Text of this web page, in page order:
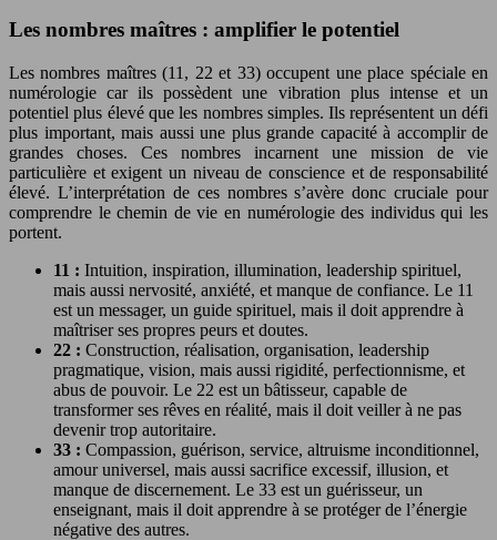
Les nombres maîtres : amplifier le potentiel
Les nombres maîtres (11, 22 et 33) occupent une place spéciale en
numérologie car ils possèdent une vibration plus intense et un
potentiel plus élevé que les nombres simples. Ils représentent un défi
plus important, mais aussi une plus grande capacité à accomplir de
grandes choses. Ces nombres incarnent une mission de vie
particulière et exigent un niveau de conscience et de responsabilité
élevé. L’interprétation de ces nombres s’avère donc cruciale pour
comprendre le chemin de vie en numérologie des individus qui les
portent.
11 : Intuition, inspiration, illumination, leadership spirituel,
mais aussi nervosité, anxiété, et manque de confiance. Le 11
est un messager, un guide spirituel, mais il doit apprendre à
maîtriser ses propres peurs et doutes.
22 : Construction, réalisation, organisation, leadership
pragmatique, vision, mais aussi rigidité, perfectionnisme, et
abus de pouvoir. Le 22 est un bâtisseur, capable de
transformer ses rêves en réalité, mais il doit veiller à ne pas
devenir trop autoritaire.
33 : Compassion, guérison, service, altruisme inconditionnel,
amour universel, mais aussi sacrifice excessif, illusion, et
manque de discernement. Le 33 est un guérisseur, un
enseignant, mais il doit apprendre à se protéger de l’énergie
négative des autres.